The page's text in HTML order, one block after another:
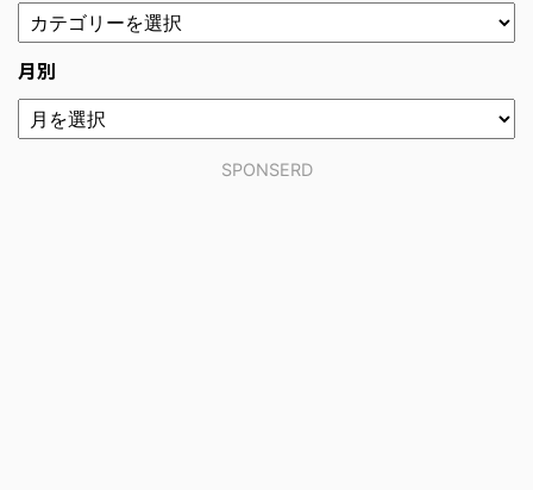
月別
SPONSERD